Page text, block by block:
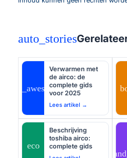
auto_stories
auto_awesome
Verwarmen met
de airco: de
complete gids
voor 2025
Lees artikel →
eco
Beschrijving
toshiba airco:
complete gids